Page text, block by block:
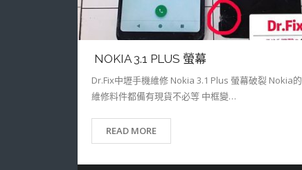
NOKIA 3.1 PLUS 螢幕
Dr.Fix中壢手機維修 Nokia 3.1 Plus 螢幕破裂 Nokia的
維修料件都備有現貨不必等 中框變…
READ MORE